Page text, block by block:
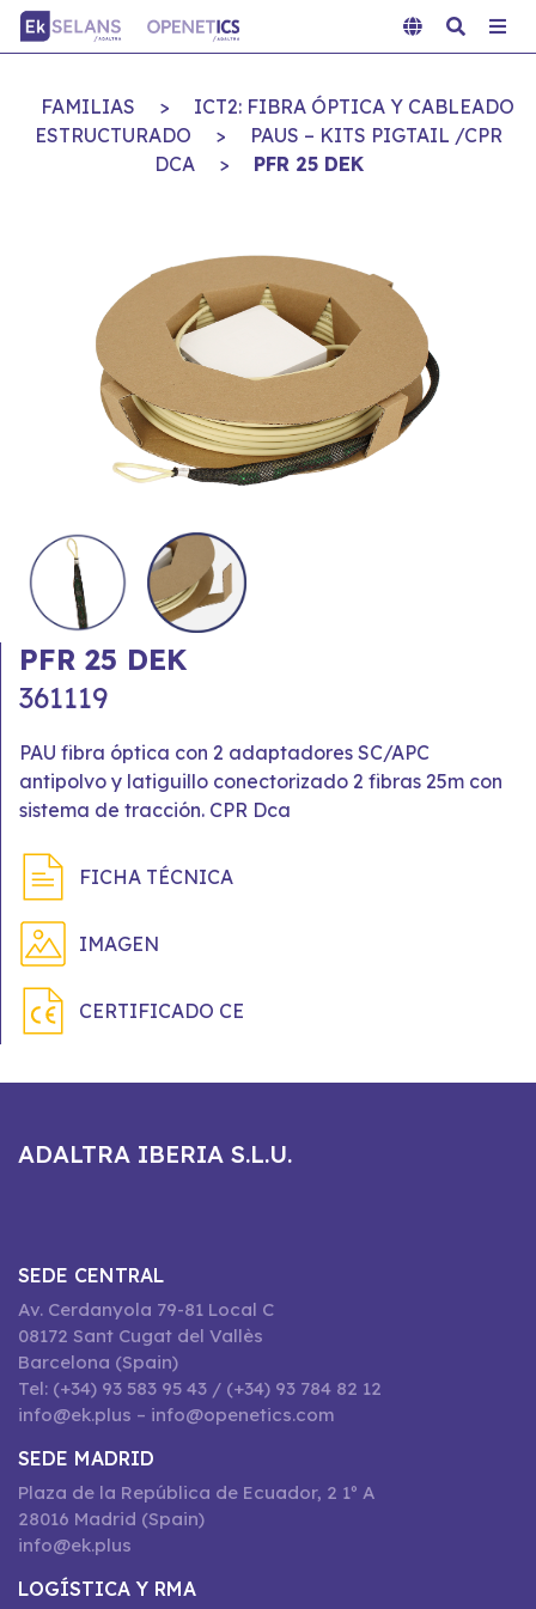
FAMILIAS >
ICT2: FIBRA ÓPTICA Y CABLEADO
ESTRUCTURADO
>
PAUS – KITS PIGTAIL /CPR
DCA
> PFR 25 DEK
PFR 25 DEK
361119
PAU fibra óptica con 2 adaptadores SC/APC
antipolvo y latiguillo conectorizado 2 fibras 25m con
sistema de tracción. CPR Dca
FICHA TÉCNICA
IMAGEN
CERTIFICADO CE
ADALTRA IBERIA S.L.U.
SEDE CENTRAL
Av. Cerdanyola 79-81 Local C
08172 Sant Cugat del Vallès
Barcelona (Spain)
Tel: (+34) 93 583 95 43 / (+34) 93 784 82 12
info@ek.plus – info@openetics.com
SEDE MADRID
Plaza de la República de Ecuador, 2 1º A
28016 Madrid (Spain)
info@ek.plus
LOGÍSTICA Y RMA